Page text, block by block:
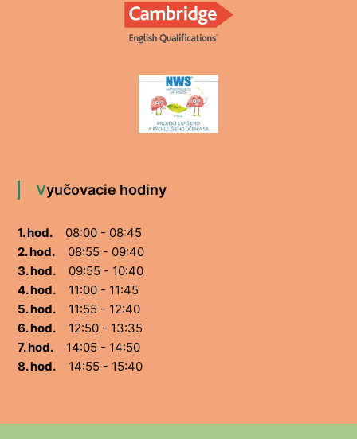
Vyučovacie hodiny
1. hod.08:00 - 08:45
2. hod.08:55 - 09:40
3. hod.09:55 - 10:40
4. hod.11:00 - 11:45
5. hod.11:55 - 12:40
6. hod.12:50 - 13:35
7. hod.14:05 - 14:50
8. hod.14:55 - 15:40